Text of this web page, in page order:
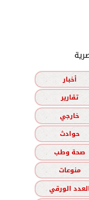
أخبار
تقارير
خارجي
حوادث
صحة وطب
منوعات
الورقي